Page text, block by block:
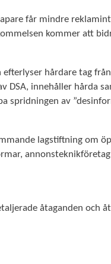
får mindre
kommer att
hårdare tag
DSA, innehåller hårda
spridningen av
lagstiftning om
åtaganden och